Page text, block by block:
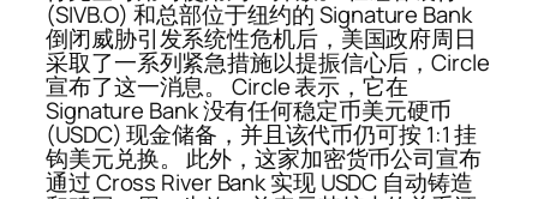
(SIVB.O) 和总部位于纽约的 Signature Bank
倒闭威胁引发系统性危机后，美国政府周日
采取了一系列紧急措施以提振信心后，Circle
宣布了这一消息。 Circle 表示，它在
Signature Bank 没有任何稳定币美元硬币
(USDC) 现金储备，并且该代币仍可按 1:1 挂
钩美元兑换。 此外，这家加密货币公司宣布
通过 Cross River Bank 实现 USDC 自动铸造